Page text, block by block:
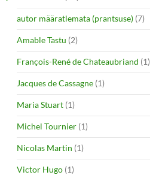
autor määratlemata (prantsuse) (7)
Amable Tastu (2)
François-René de Chateaubriand (1)
Jacques de Cassagne (1)
Maria Stuart (1)
Michel Tournier (1)
Nicolas Martin (1)
Victor Hugo (1)